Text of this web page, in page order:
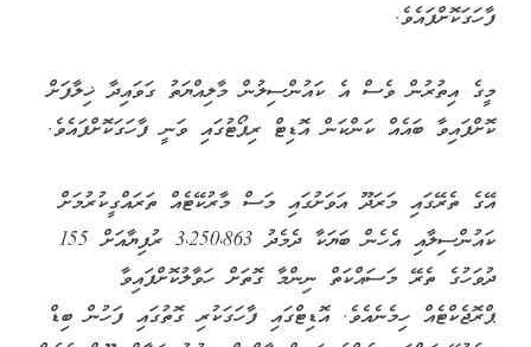
ފާހަގަކޮށްފައެވެ.
މީގެ އިތުރުން ވެސް އެ ކައުންސިލުން މާލިއްޔަތު ގަވައިދާ ޚިލާފަށް
ކޮށްފައިވާ ބައެއް ކަންކަން އޮޑިޓް ރިޕޯޓުގައި ވަނީ ފާހަގަކޮށްފައެވެ.
އޭގެ ތެރޭގައި މަރަދޫ އަވަށުގައި މަސް މާރުކޭޓެއް ތަރައްގީކުރުމަށް
ކައުންސިލާއި އެހެން ބަޔަކާ ދެމެދު 3،250،863 ރުފިޔާއަށް 155
ދުވަހުގެ ތެރޭ މަސައްކަތް ނިންމާ ގޮތަށް ހަވާލުކޮށްފައިވާ
ޕްރޮޖެކްޓެއް ހިމެނެއެވެ. އޮޑިޓްގައި ފާހަގަކުރި ގޮތުގައި ފަހުން ބިޑް